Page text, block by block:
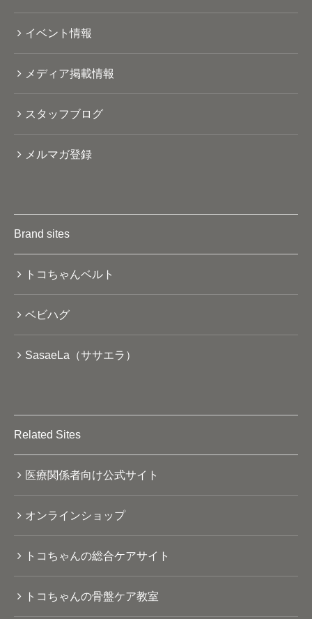
イベント情報
メディア掲載情報
スタッフブログ
メルマガ登録
Brand sites
トコちゃんベルト
ベビハグ
SasaeLa（ササエラ）
Related Sites
医療関係者向け公式サイト
オンラインショップ
トコちゃんの総合ケアサイト
トコちゃんの骨盤ケア教室